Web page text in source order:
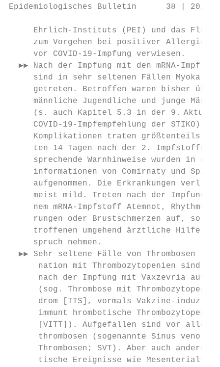
Epidemiologisches Bulletin      38 |
Ehrlich-Instituts (PEI) und das
zum Vorgehen bei positiver
vor COVID-19-Impfung verwiesen.
▶▶ Nach der Impfung mit den mRNA-
sind in sehr seltenen Fällen
getreten. Betroffen waren bisher
männliche Jugendliche und junge
(s. auch Kapitel 5.3 in der 9.
COVID-19-Impfempfehlung der STIKO).
Komplikationen traten größtenteils
ten 14 Tagen nach der 2.
sprechende Warnhinweise wurden in
informationen von Comirnaty und
aufgenommen. Die Erkrankungen
meist mild. Treten nach der Impfung
nem mRNA-Impfstoff Atemnot,
rungen oder Brustschmerzen auf,
troffenen umgehend ärztliche Hilfe
spruch nehmen.
▶▶ Sehr seltene Fälle von Thrombosen in
nation mit Thrombozytopenien sind 4
nach der Impfung mit Vaxzevria
(sog. Thrombose mit
drom [TTS], vormals Vakzine-
immun­t hrombotische
[VITT]). Aufgefallen sind vor allem
thrombosen (sogenannte Sinus
Thrombosen; SVT). Aber auch andere
tische Ereignisse wie